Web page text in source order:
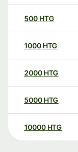
500 HTG
1000 HTG
2000 HTG
5000 HTG
10000 HTG